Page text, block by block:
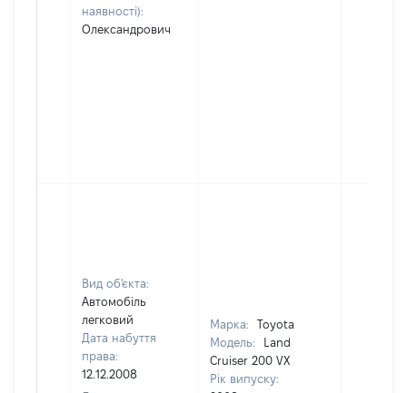
наявності):
Олександрович
Вид об'єкта:
Автомобіль
легковий
Дата набуття
права:
12.12.2008
Марка:
Toyota
Модель:
Land
Cruiser 200 VX
Рік випуску: